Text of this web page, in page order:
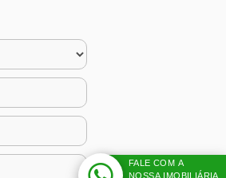
FALE COM A
NOSSA IMOBILIÁRIA